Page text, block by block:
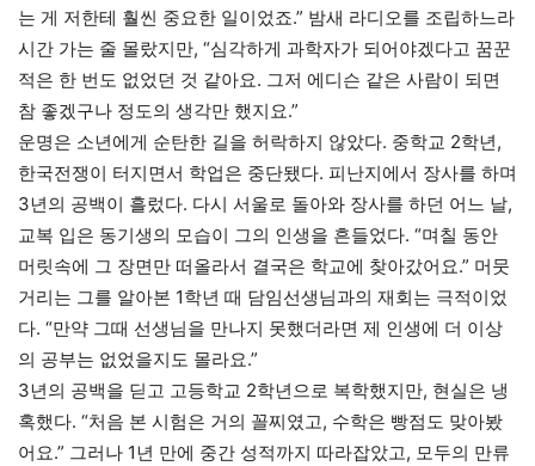
는 게 저한테 훨씬 중요한 일이었죠.” 밤새 라디오를 조립하느라
시간 가는 줄 몰랐지만, “심각하게 과학자가 되어야겠다고 꿈꾼
적은 한 번도 없었던 것 같아요. 그저 에디슨 같은 사람이 되면
참 좋겠구나 정도의 생각만 했지요.”
운명은 소년에게 순탄한 길을 허락하지 않았다. 중학교 2학년,
한국전쟁이 터지면서 학업은 중단됐다. 피난지에서 장사를 하며
3년의 공백이 흘렀다. 다시 서울로 돌아와 장사를 하던 어느 날,
교복 입은 동기생의 모습이 그의 인생을 흔들었다. “며칠 동안
머릿속에 그 장면만 떠올라서 결국은 학교에 찾아갔어요.” 머뭇
거리는 그를 알아본 1학년 때 담임선생님과의 재회는 극적이었
다. “만약 그때 선생님을 만나지 못했더라면 제 인생에 더 이상
의 공부는 없었을지도 몰라요.”
3년의 공백을 딛고 고등학교 2학년으로 복학했지만, 현실은 냉
혹했다. “처음 본 시험은 거의 꼴찌였고, 수학은 빵점도 맞아봤
어요.” 그러나 1년 만에 중간 성적까지 따라잡았고, 모두의 만류